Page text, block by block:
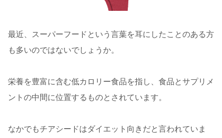
最近、スーパーフードという言葉を耳にしたことのある方
も多いのではないでしょうか。
栄養を豊富に含む低カロリー食品を指し、食品とサプリメ
ントの中間に位置するものとされています。
なかでもチアシードはダイエット向きだと言われていま